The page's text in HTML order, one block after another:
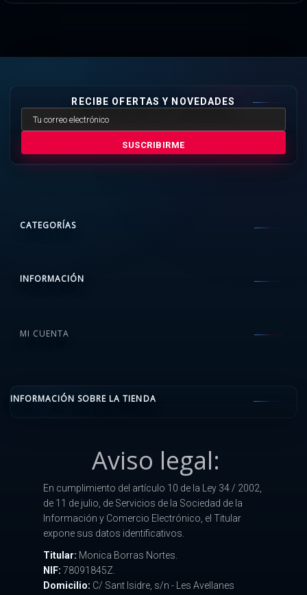
RECIBE OFERTAS Y NOVEDADES
SUSCRIBIRME
CATEGORÍAS
INFORMACIÓN
MI CUENTA
INFORMACIÓN SOBRE LA TIENDA
Aviso legal:
En cumplimiento del artículo 10 de la Ley 34 / 2002,
de 11 de julio, de Servicios de la Sociedad de la
Información y Comercio Electrónico, el Titular
expone sus datos identificativos.
Titular: Monica Borras Nortes.
NIF: 78091845Z.
Domicilio: C/ Sant Isidre, s/n - Les Avellanes